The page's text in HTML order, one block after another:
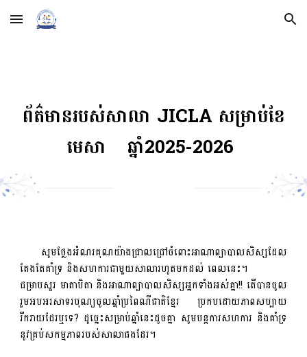
Skip to main content Skip to navigation
ព័ត៌មានរបស់សាលា JICLA សម្រាប់ខែ
មេសា
ឆ្នាំ2025-2026
សូមថ្លែងអំណរគុណយ៉ាងជ្រាលជ្រៅចំពោះអាណាព្យាបាលសិស្សដែល
តែងតែគាំទ្រ និងសហការជាមួយសាលារហូតមកដល់ ពេលនេះ។
ជម្រាបសួរ មាតាបិតា និងអាណាព្យាបាលសិស្សអ្នកទាំងអស់គ្នា!! តើបានចូល
រួមអបអរសាទរបុណ្យចូលឆ្នាំប្រពៃណីជាតិខ្មែរ ប្រកបដោយភាពសប្បាយ
រីករាយដែរឬទេ? ដូច្នេះសម្រាប់ឆ្នាំនេះដូចគ្នា សូមបន្តការសហការ និងគាំទ្រ
នូវគ្រប់សកម្មភាពរបស់សាលាផងដែរ។